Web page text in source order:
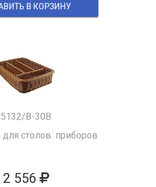
В КОРЗИНУ
5132/B-30B
для столов. приборов
2 556